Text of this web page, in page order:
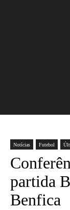
Notícias Futebol
partida
Benfica